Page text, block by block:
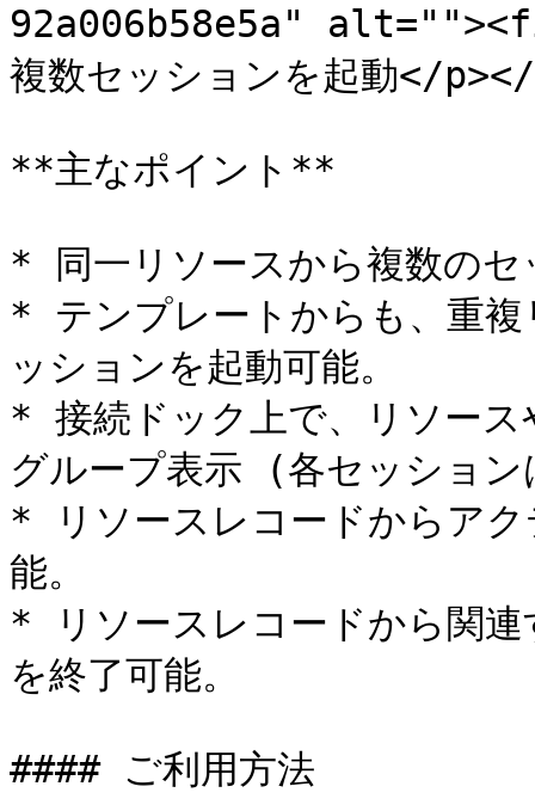
92a006b58e5a"
複数セッションを起動</
**主なポイント**
* 同一リソースから複数のセ
* テンプレートからも、重複
ッションを起動可能。
* 接続ドック上で、リソー
グループ表示 (各セッショ
* リソースレコードからアク
能。
* リソースレコードから関
を終了可能。
#### ご利用方法